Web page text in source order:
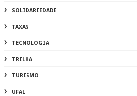
SOLIDARIEDADE
TAXAS
TECNOLOGIA
TRILHA
TURISMO
UFAL